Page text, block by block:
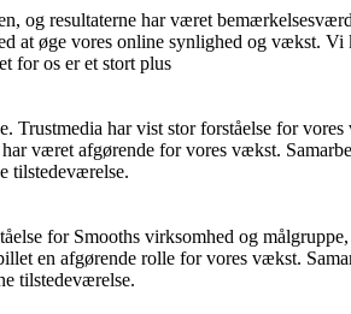
og resultaterne har været
at øge vores online synlighed og vækst.
for os er et stort plus
har vist stor forståelse for
været afgørende for vores vækst.
tilstedeværelse.
for Smooths virksomhed og
en afgørende rolle for vores vækst.
tilstedeværelse.